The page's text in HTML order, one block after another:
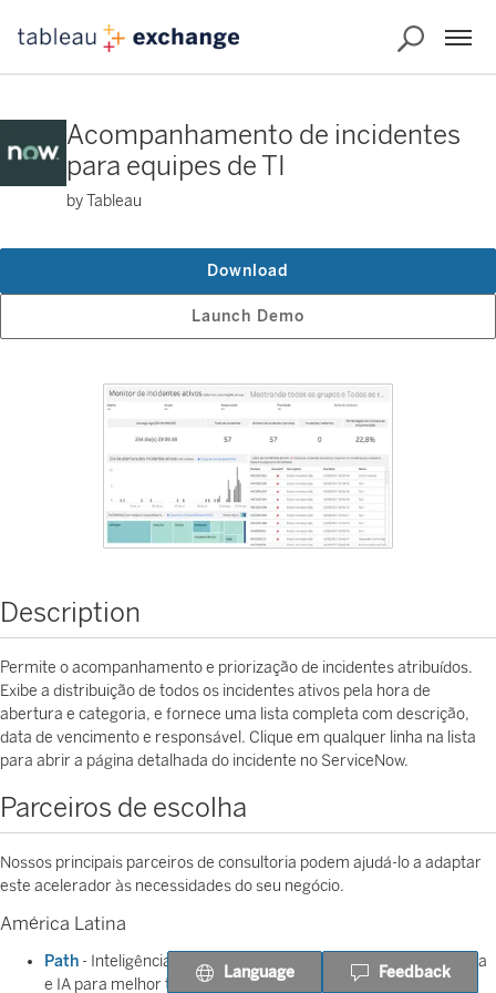
Acompanhamento de incidentes
para equipes de TI
by Tableau
Launch Demo
Download
Description
Permite o acompanhamento e priorização de incidentes atribuídos.
Exibe a distribuição de todos os incidentes ativos pela hora de
abertura e categoria, e fornece uma lista completa com descrição,
data de vencimento e responsável. Clique em qualquer linha na lista
para abrir a página detalhada do incidente no ServiceNow.
Parceiros de escolha
Nossos principais parceiros de consultoria podem ajudá-lo a adaptar
este acelerador às necessidades do seu negócio.
América Latina
Path - Inteligência de dados usando aprendizagem de máquina
e IA para melhor tomada de decisão.
Language Feedback